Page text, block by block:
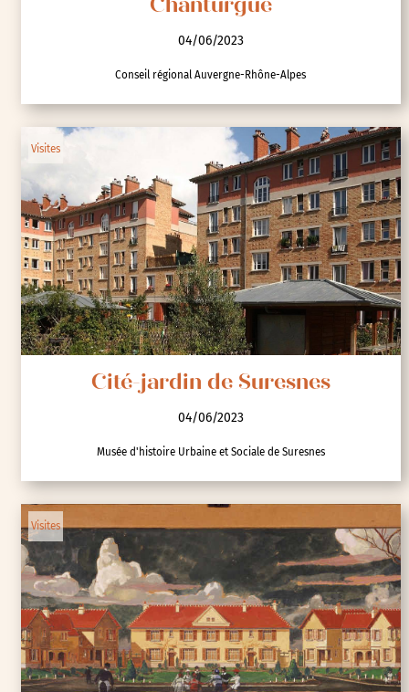
Cité ouvrière Michelin de
Chanturgue
04/06/2023
Conseil régional Auvergne-Rhône-Alpes
Visites
Cité-jardin de Suresnes
04/06/2023
Musée d'histoire Urbaine et Sociale de Suresnes
Visites